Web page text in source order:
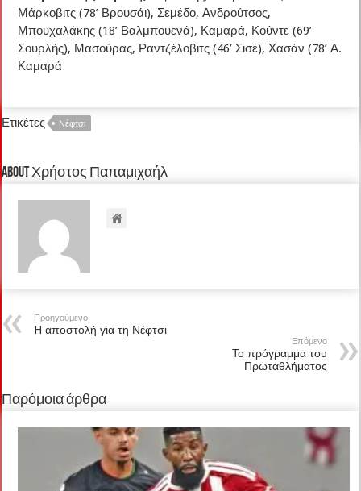
Μάρκοβιτς (78’ Βρουσάι), Σεμέδο, Ανδρούτσος,
Μπουχαλάκης (18’ Βαλμπουενά), Καμαρά, Κούντε (69’
Σουρλής), Μασούρας, Ραντζέλοβιτς (46’ Σισέ), Χασάν (78’ Α.
Καμαρά
Ετικέτες Νέφτσι
About Χρήστος Παπαμιχαήλ
Προηγούμενο
H αποστολή για τη Νέφτσι
Επόμενο
Το πρόγραμμα του
Πρωταθλήματος
Παρόμοια άρθρα